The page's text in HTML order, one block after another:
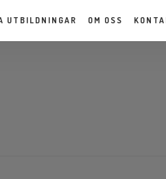
UTBILDNINGAR OM OSS